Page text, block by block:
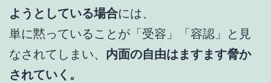
ようとしている場合には、
単に黙っていることが「受容」「容認」と見
なされてしまい、 内面の自由はますます脅か
されていく。